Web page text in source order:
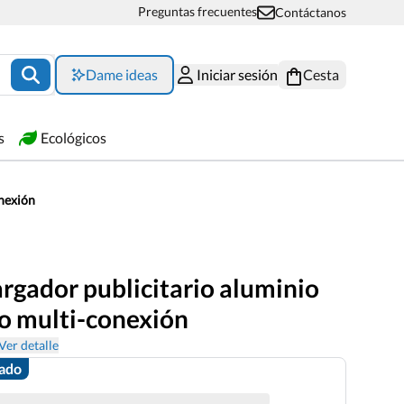
Preguntas frecuentes Contáctanos
Dame ideas Iniciar sesión Cesta
Ecológicos
publicitario aluminio
multi-conexión
detalle